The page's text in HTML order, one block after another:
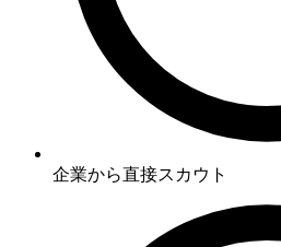
企業から直接スカウト